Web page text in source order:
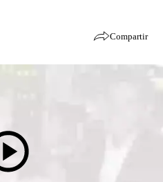
Compartir